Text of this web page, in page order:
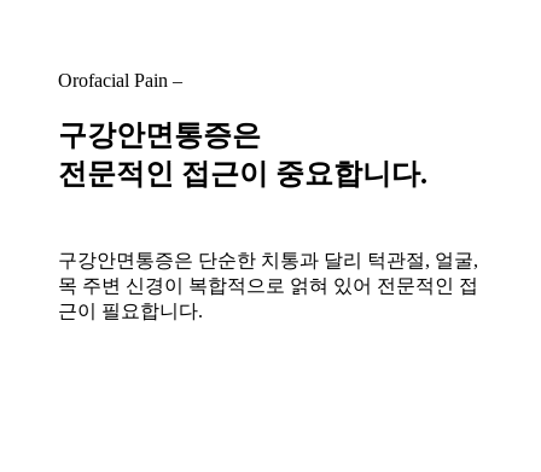
Orofacial Pain –
구강안면통증은
전문적인 접근이 중요합니다.
구강안면통증은 단순한 치통과 달리 턱관절, 얼굴,
목 주변 신경이 복합적으로 얽혀 있어 전문적인 접
근이 필요합니다.